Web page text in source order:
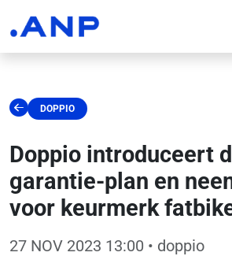
DOPPIO
Doppio introduceert
garantie-plan en
voor keurmerk
27 NOV 2023 13:00 • doppio